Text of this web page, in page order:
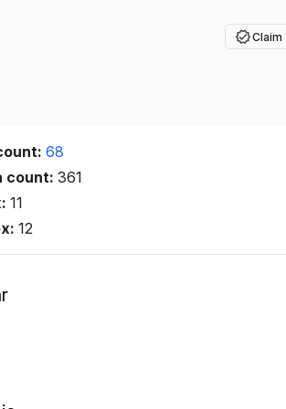
Claim
68
count:361
11
12